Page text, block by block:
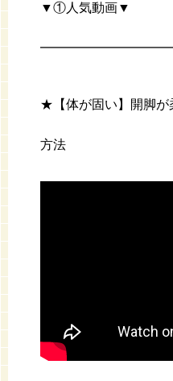
▼①人気動画▼
★【体が固い】開脚が
方法